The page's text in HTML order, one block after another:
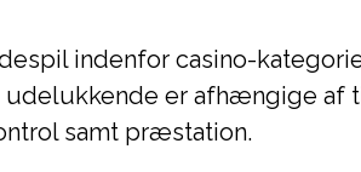
indenfor casino-
udelukkende er afhængige
samt præstation.